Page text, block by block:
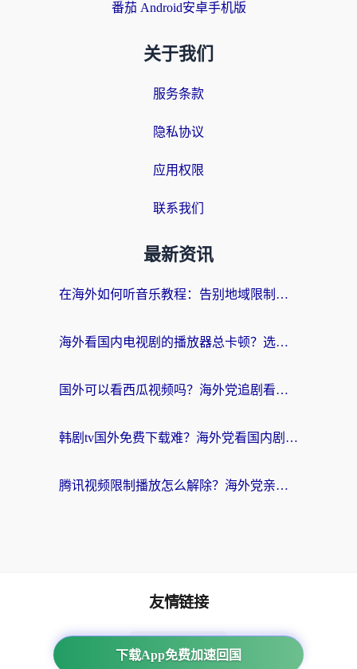
番茄 Android安卓手机版
关于我们
服务条款
隐私协议
应用权限
联系我们
最新资讯
在海外如何听音乐教程：告别地域限制，随时听见国内的声音
海外看国内电视剧的播放器总卡顿？选对回国加速器才是关键
国外可以看西瓜视频吗？海外党追剧看片的终极解决方案
韩剧tv国外免费下载难？海外党看国内剧的加速器选择指南（附实用技巧）
腾讯视频限制播放怎么解除？海外党亲测有效的回国加速指南
下载App免费加速回国
友情链接
海外回国加速器